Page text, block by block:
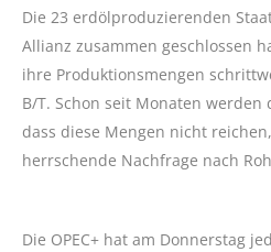
Die 23 erdölproduzierenden
Allianz zusammen geschlossen
ihre Produktionsmengen
B/T. Schon seit Monaten
dass diese Mengen nicht
herrschende Nachfrage nach
Die OPEC+ hat am Donnerstag